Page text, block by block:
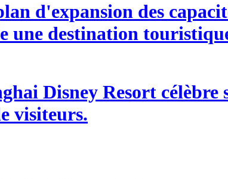
d'expansion des
une destination
Disney Resort célèbre
visiteurs.